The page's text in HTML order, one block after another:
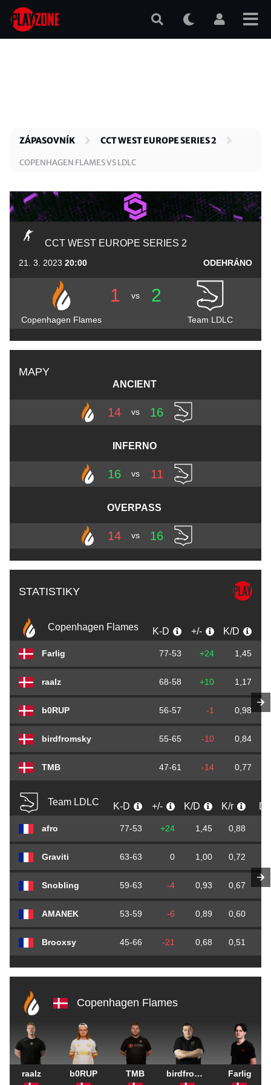
Přejít
hlavnímu
ZÁPASOVNÍK CCT WEST EUROPE SERIES 2
COPENHAGEN FLAMES VS LDLC
CCT WEST EUROPE SERIES 2
21. 3. 2023 20:00 ODEHRÁNO
1 vs 2
Copenhagen Flames Team LDLC
MAPY
ANCIENT
14 vs 16
INFERNO
16 vs 11
OVERPASS
14 vs 16
STATISTIKY
Copenhagen Flames K-D +/- K/D
Farlig 77-53 +24 1,45
raalz 68-58 +10 1,17
b0RUP 56-57 -1 0,98
birdfromsky 55-65 -10 0,84
TMB 47-61 -14 0,77
Team LDLC K-D +/- K/D K/r
afro 77-53 +24 1,45 0,88
Graviti 63-63 0 1,00 0,72
Snobling 59-63 -4 0,93 0,67
AMANEK 53-59 -6 0,89 0,60
Brooxsy 45-66 -21 0,68 0,51
Copenhagen Flames
raalz b0RUP TMB birdfromsky Farlig